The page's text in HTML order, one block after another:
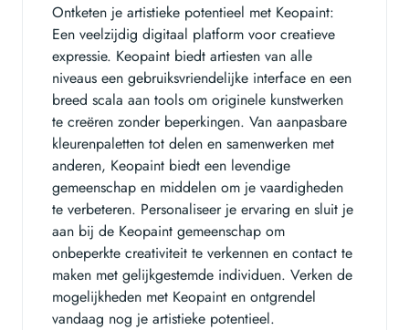
Ontketen je artistieke potentieel met Keopaint:
Een veelzijdig digitaal platform voor creatieve
expressie. Keopaint biedt artiesten van alle
niveaus een gebruiksvriendelijke interface en een
breed scala aan tools om originele kunstwerken
te creëren zonder beperkingen. Van aanpasbare
kleurenpaletten tot delen en samenwerken met
anderen, Keopaint biedt een levendige
gemeenschap en middelen om je vaardigheden
te verbeteren. Personaliseer je ervaring en sluit je
aan bij de Keopaint gemeenschap om
onbeperkte creativiteit te verkennen en contact te
maken met gelijkgestemde individuen. Verken de
mogelijkheden met Keopaint en ontgrendel
vandaag nog je artistieke potentieel.